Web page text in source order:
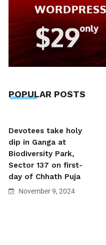
POPULAR POSTS
Devotees take holy
dip in Ganga at
Biodiversity Park,
Sector 137 on first-
day of Chhath Puja
November 9, 2024